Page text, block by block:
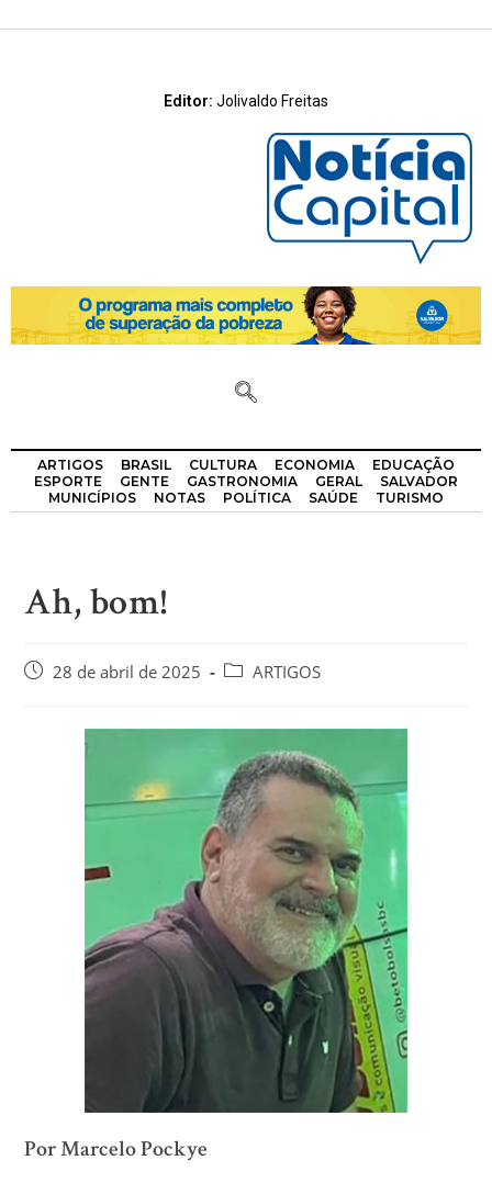
Editor: Jolivaldo Freitas
ARTIGOS BRASIL CULTURA ECONOMIA
EDUCAÇÃO
ESPORTE
GENTE GASTRONOMIA GERAL
SALVADOR
MUNICÍPIOS
NOTAS POLÍTICA SAÚDE TURISMO
Ah, bom!
28 de abril de 2025 ARTIGOS
Por Marcelo Pockye